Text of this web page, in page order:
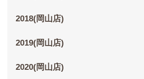
2018(岡山店)
2019(岡山店)
2020(岡山店)